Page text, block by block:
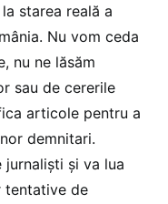
starea reală a
Nu vom ceda
nu ne lăsăm
sau de cererile
articole pentru a
demnitari.
jurnaliști și va lua
tentative de